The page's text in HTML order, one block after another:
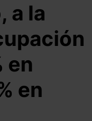
a la
en
en